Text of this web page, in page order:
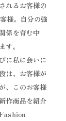
れるお客様の
様。自分の強
係を育む中
す。
に私に会いに
は、お客様が
、このお客様
作商品を紹介